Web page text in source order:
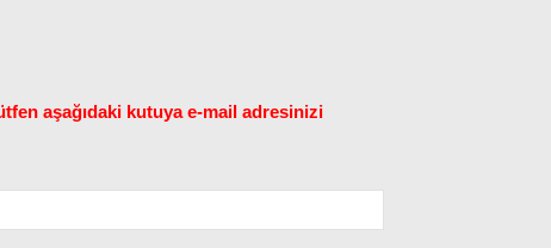
aşağıdaki kutuya e-mail adresinizi